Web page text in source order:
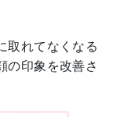
取れてなくなる
の印象を改善さ